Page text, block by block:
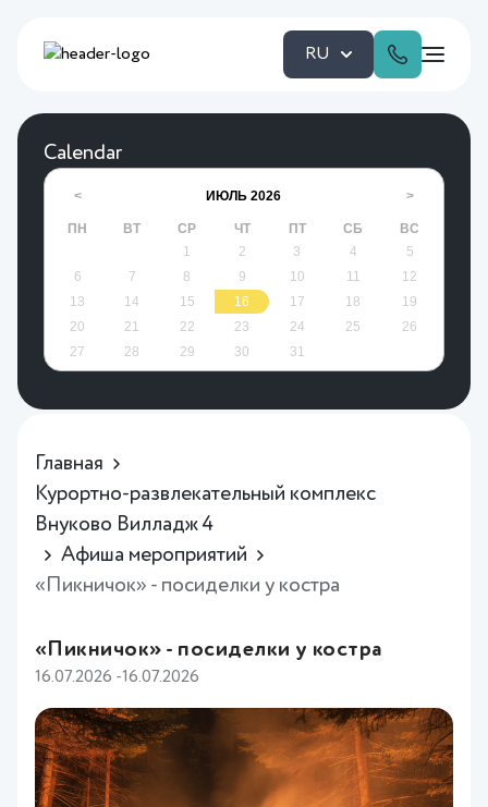
RU
Calendar
< ИЮЛЬ 2026 >
ПН ВТ СР ЧТ ПТ СБ
ВС
1
2 3 4
5
6
7 8 9 10 11
12
13
14 15 16 17 18
19
20
21 22 23 24 25
26
27
28 29 30 31
Главная
Курортно-развлекательный комплекс
Внуково Вилладж 4
Афиша мероприятий
«Пикничок» - посиделки у костра
«Пикничок» - посиделки у костра
16.07.2026 -16.07.2026